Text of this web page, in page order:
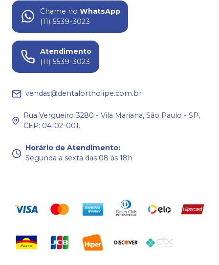
Chame no WhatsApp
(11) 5539-3023
Atendimento
(11) 5539-3023
vendas@dentalortholipe.com.br
Rua Vergueiro 3280 - Vila Mariana, São Paulo - SP,
CEP: 04102-001.
Horário de Atendimento:
Segunda a sexta das 08 às 18h